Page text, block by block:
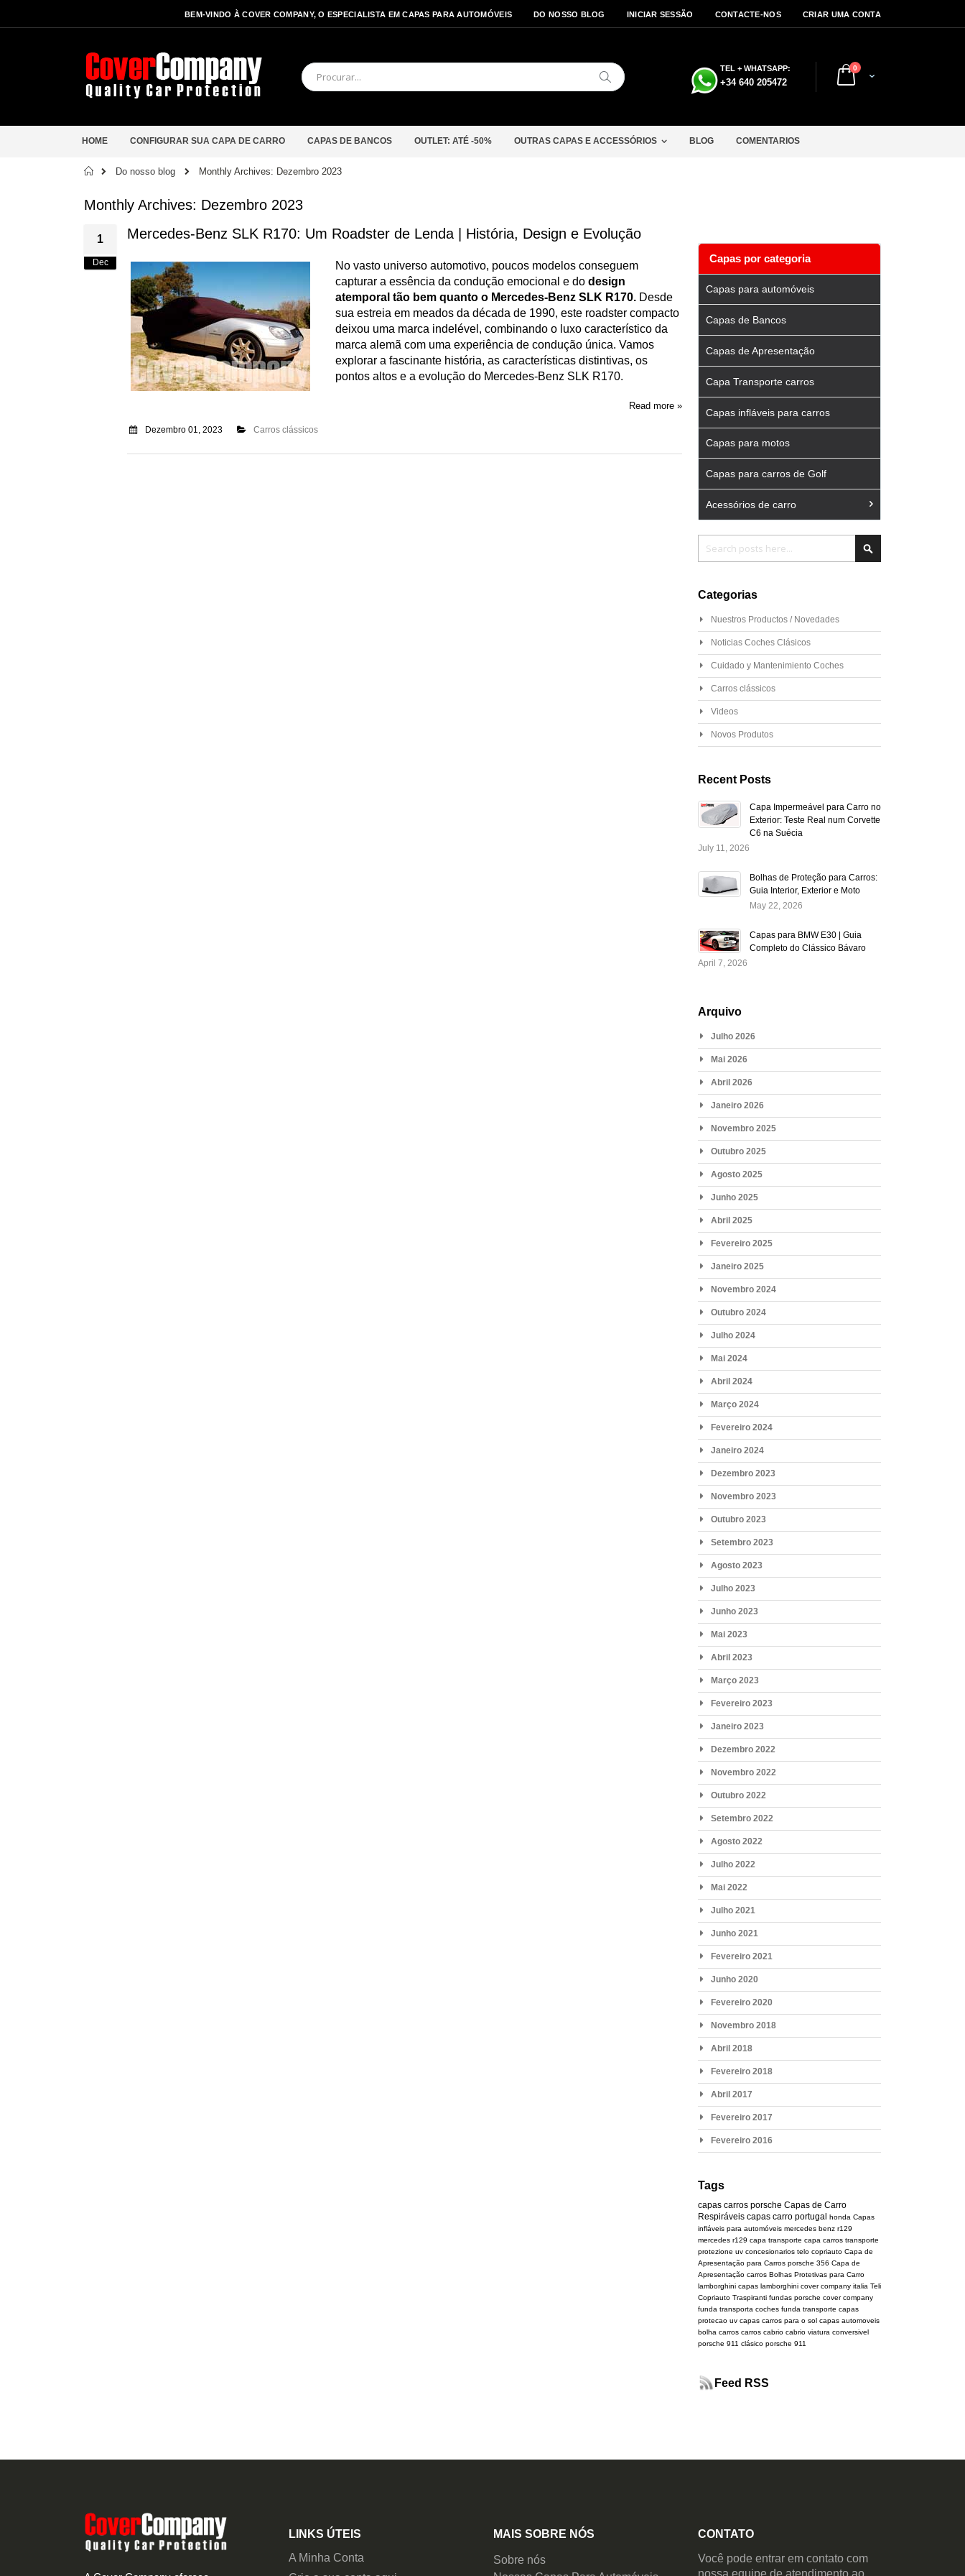
BEM-VINDO À COVER COMPANY, O ESPECIALISTA EM CAPAS PARA AUTOMÓVEIS DO NOSSO BLOG INICIAR SESSÃO CONTACTE-NOS CRIAR UMA CONTA
Cart
0artigos
Pesquisa
TEL + WHATSAPP:
+34 640 205472
HOME CONFIGURAR SUA CAPA DE CARRO CAPAS DE BANCOS OUTLET: ATÉ -50% OUTRAS CAPAS E ACCESSÓRIOS BLOG COMENTARIOS
InícioDo nosso blog Monthly Archives: Dezembro 2023
Monthly Archives: Dezembro 2023
1
Dec
Mercedes-Benz SLK R170: Um Roadster de Lenda | História, Design e Evolução
No vasto universo automotivo, poucos modelos conseguem
capturar a essência da condução emocional e do design
atemporal tão bem quanto o Mercedes-Benz SLK R170. Desde
sua estreia em meados da década de 1990, este roadster compacto
deixou uma marca indelével, combinando o luxo característico da
marca alemã com uma experiência de condução única. Vamos
explorar a fascinante história, as características distintivas, os
pontos altos e a evolução do Mercedes-Benz SLK R170.
Read more »
Dezembro 01, 2023 Carros clássicos
Capas por categoria
Capas para automóveis
Capas de Bancos
Capas de Apresentação
Capa Transporte carros
Capas infláveis para carros
Capas para motos
Capas para carros de Golf
Acessórios de carro
Categorias
Nuestros Productos / Novedades
Noticias Coches Clásicos
Cuidado y Mantenimiento Coches
Carros clássicos
Videos
Novos Produtos
Recent Posts
Capa Impermeável para Carro no
Exterior: Teste Real num Corvette
C6 na Suécia
July 11, 2026
Bolhas de Proteção para Carros:
Guia Interior, Exterior e Moto
May 22, 2026
Capas para BMW E30 | Guia
Completo do Clássico Bávaro
April 7, 2026
Arquivo
Julho 2026
Mai 2026
Abril 2026
Janeiro 2026
Novembro 2025
Outubro 2025
Agosto 2025
Junho 2025
Abril 2025
Fevereiro 2025
Janeiro 2025
Novembro 2024
Outubro 2024
Julho 2024
Mai 2024
Abril 2024
Março 2024
Fevereiro 2024
Janeiro 2024
Dezembro 2023
Novembro 2023
Outubro 2023
Setembro 2023
Agosto 2023
Julho 2023
Junho 2023
Mai 2023
Abril 2023
Março 2023
Fevereiro 2023
Janeiro 2023
Dezembro 2022
Novembro 2022
Outubro 2022
Setembro 2022
Agosto 2022
Julho 2022
Mai 2022
Julho 2021
Junho 2021
Fevereiro 2021
Junho 2020
Fevereiro 2020
Novembro 2018
Abril 2018
Fevereiro 2018
Abril 2017
Fevereiro 2017
Fevereiro 2016
Tags
capas carros porsche Capas de Carro
Respiráveis capas carro portugal honda Capas
infláveis para automóveis mercedes benz r129
mercedes r129 capa transporte capa carros transporte
protezione uv concesionarios telo copriauto Capa de
Apresentação para Carros porsche 356 Capa de
Apresentação carros Bolhas Protetivas para Carro
lamborghini capas lamborghini cover company italia Teli
Copriauto Traspiranti fundas porsche cover company
funda transporta coches funda transporte capas
protecao uv capas carros para o sol capas automoveis
bolha carros carros cabrio cabrio viatura conversivel
porsche 911 clásico porsche 911
Feed RSS
LINKS ÚTEIS
A Minha Conta
MAIS SOBRE NÓS
Sobre nós
CONTATO
Você pode entrar em contato com
nossa equipe de atendimento ao